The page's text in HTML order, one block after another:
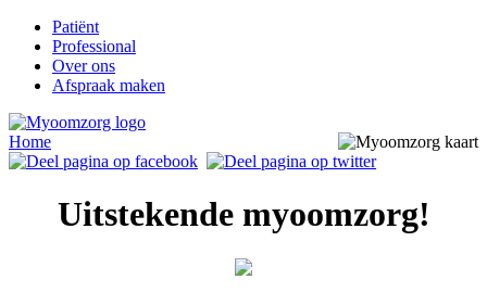
Patiënt
Professional
Over ons
Afspraak maken
Home
Uitstekende myoomzorg!